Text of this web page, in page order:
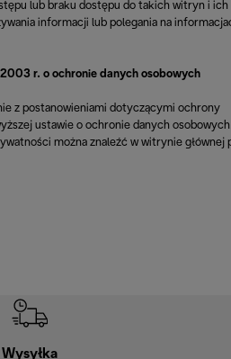
lub braku dostępu do takich witryn i ich
informacji lub polegania na
r. o ochronie danych osobowych
z postanowieniami dotyczącymi ochrony
ustawie o ochronie danych
można znaleźć w witrynie głównej
Wysyłka